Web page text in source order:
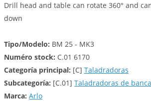
Drill head and table can rotate 360° and
down
Tipo/Modelo: BM 25 - MK3
Numéro stock: C.01 6170
Categoría principal: [C] Taladradoras
Subcategoría: [C.01] Taladradoras de
Marca: Arlo